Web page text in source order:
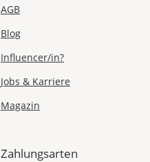
AGB
Blog
Influencer/in?
Jobs & Karriere
Magazin
Zahlungsarten